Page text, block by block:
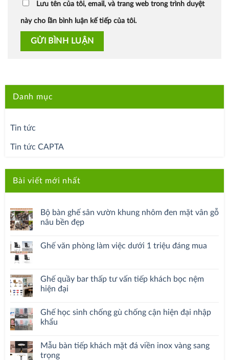
Lưu tên của tôi, email, và trang web trong trình duyệt
này cho lần bình luận kế tiếp của tôi.
Danh mục
Tin tức
Tin tức CAPTA
Bài viết mới nhất
Bộ bàn ghế sân vườn khung nhôm đen mặt vân gỗ
nâu bền đẹp
Ghế văn phòng làm việc dưới 1 triệu đáng mua
Ghế quầy bar thấp tư vấn tiếp khách bọc nệm
hiện đại
Ghế học sinh chống gù chống cận hiện đại nhập
khẩu
Mẫu bàn tiếp khách mặt đá viền inox vàng sang
trọng